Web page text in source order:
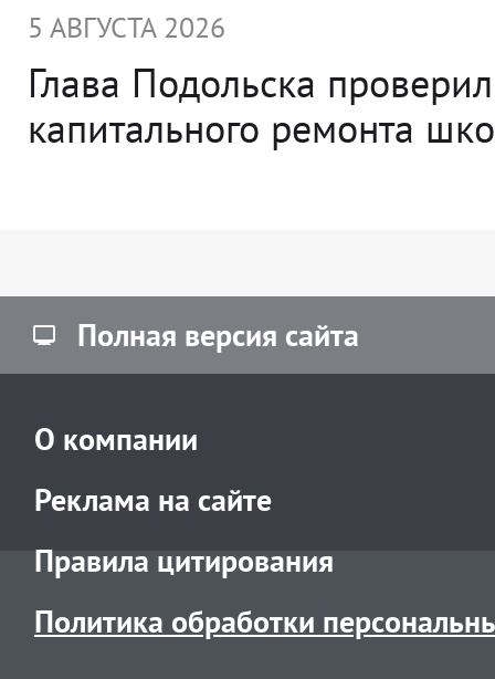
5 АВГУСТА 2026
Глава Подольска
капитального ремонта
Полная версия сайта
О компании
Реклама на сайте
Правила цитирования
Политика обработки